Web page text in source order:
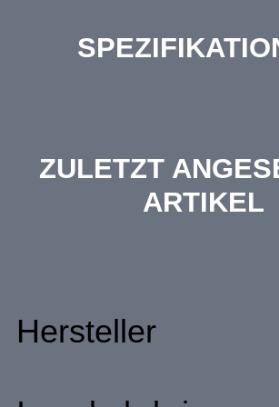
ZULETZT
ARTIKEL
Hersteller